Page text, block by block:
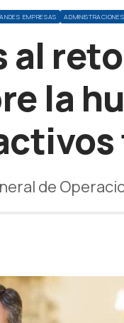
EMPRESAS
al
la
de